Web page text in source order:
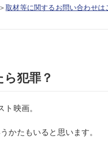
取材等に関するお問い合わせは
犯罪？
映画。
かたもいると思います。